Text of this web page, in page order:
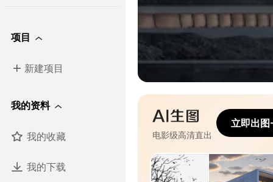
项目
新建项目
我的资料
我的收藏
我的下载
电影级高清直出
立即出图